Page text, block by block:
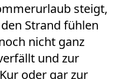
steigt,
Strand fühlen
nicht ganz
und zur
oder gar zur